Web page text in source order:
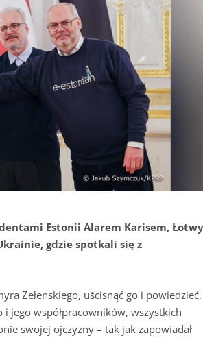
Estonii Alarem Karisem,
gdzie spotkali się z
Zełenskiego, uścisnąć go i powiedzieć,
jego współpracowników, wszystkich
swojej ojczyzny – tak jak zapowiadał